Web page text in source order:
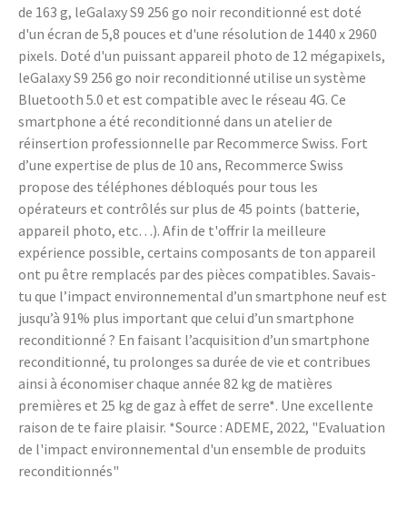
de 163 g, leGalaxy S9 256 go noir reconditionné est doté
d'un écran de 5,8 pouces et d'une résolution de 1440 x 2960
pixels. Doté d'un puissant appareil photo de 12 mégapixels,
leGalaxy S9 256 go noir reconditionné utilise un système
Bluetooth 5.0 et est compatible avec le réseau 4G. Ce
smartphone a été reconditionné dans un atelier de
réinsertion professionnelle par Recommerce Swiss. Fort
d’une expertise de plus de 10 ans, Recommerce Swiss
propose des téléphones débloqués pour tous les
opérateurs et contrôlés sur plus de 45 points (batterie,
appareil photo, etc…). Afin de t'offrir la meilleure
expérience possible, certains composants de ton appareil
ont pu être remplacés par des pièces compatibles. Savais-
tu que l’impact environnemental d’un smartphone neuf est
jusqu’à 91% plus important que celui d’un smartphone
reconditionné ? En faisant l’acquisition d’un smartphone
reconditionné, tu prolonges sa durée de vie et contribues
ainsi à économiser chaque année 82 kg de matières
premières et 25 kg de gaz à effet de serre*. Une excellente
raison de te faire plaisir. *Source : ADEME, 2022, "Evaluation
de l'impact environnemental d'un ensemble de produits
reconditionnés"